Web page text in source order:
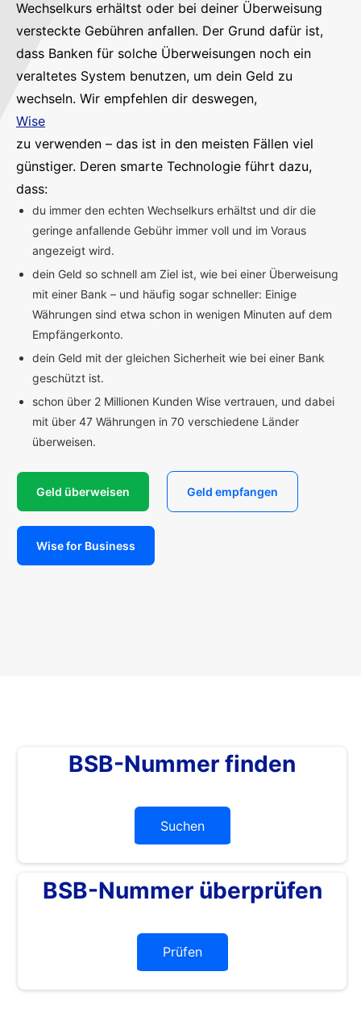
Wechselkurs erhältst oder bei deiner Überweisung
versteckte Gebühren anfallen. Der Grund dafür ist,
dass Banken für solche Überweisungen noch ein
veraltetes System benutzen, um dein Geld zu
wechseln. Wir empfehlen dir deswegen,
Wise
zu verwenden – das ist in den meisten Fällen viel
günstiger. Deren smarte Technologie führt dazu,
dass:
du immer den echten Wechselkurs erhältst und dir die
geringe anfallende Gebühr immer voll und im Voraus
angezeigt wird.
dein Geld so schnell am Ziel ist, wie bei einer Überweisung
mit einer Bank – und häufig sogar schneller: Einige
Währungen sind etwa schon in wenigen Minuten auf dem
Empfängerkonto.
dein Geld mit der gleichen Sicherheit wie bei einer Bank
geschützt ist.
schon über 2 Millionen Kunden Wise vertrauen, und dabei
mit über 47 Währungen in 70 verschiedene Länder
überweisen.
Geld überweisen Geld empfangen
Wise for Business
BSB-Nummer finden
Suchen
BSB-Nummer überprüfen
Prüfen